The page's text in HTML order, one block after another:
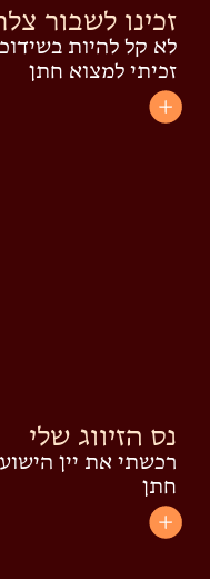
זכינו לשבור
לא קל להיות
זכיתי למצוא חתן
נס הזיווג שלי
רכשתי את יין
חתן